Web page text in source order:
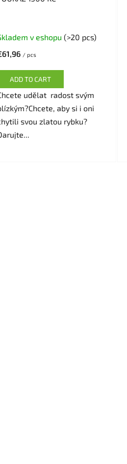
v eshopu (>20 pcs)
/ pcs
ADD TO CART
udělat radost svým
aby si i oni
svou zlatou rybku?